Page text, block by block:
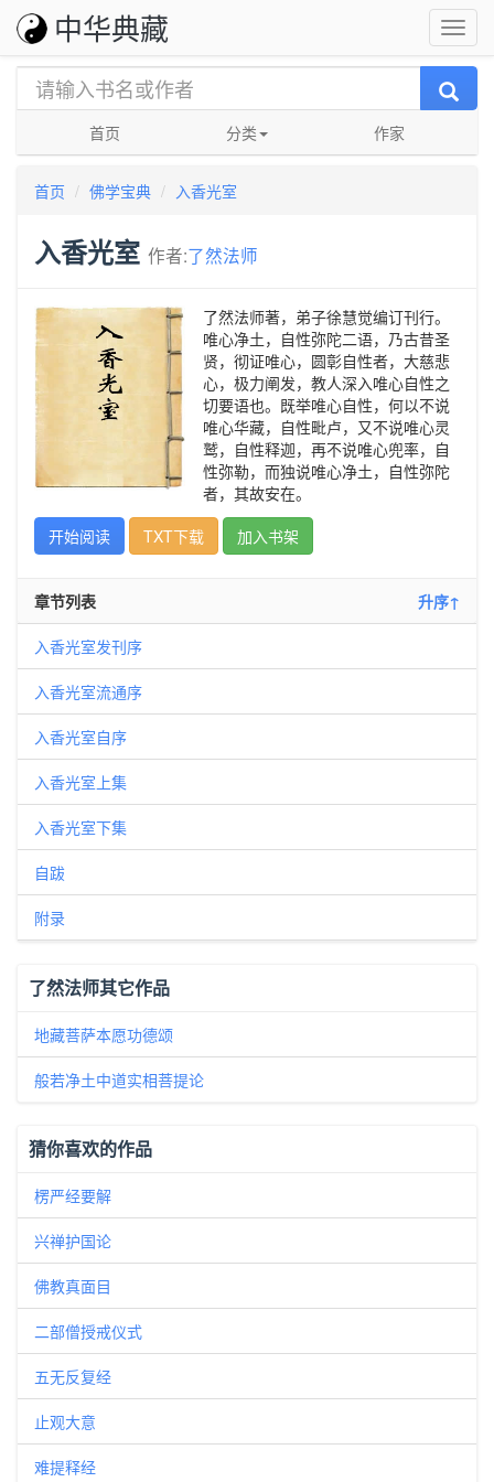
中华典藏
首页 分类 作家
首页 佛学宝典 入香光室
入香光室 作者:了然法师
了然法师著，弟子徐慧觉编订刊行。
唯心净土，自性弥陀二语，乃古昔圣
贤，彻证唯心，圆彰自性者，大慈悲
心，极力阐发，教人深入唯心自性之
切要语也。既举唯心自性，何以不说
唯心华藏，自性毗卢，又不说唯心灵
鹫，自性释迦，再不说唯心兜率，自
性弥勒，而独说唯心净土，自性弥陀
者，其故安在。
开始阅读
TXT下载 加入书架
章节列表 升序↑
入香光室发刊序
入香光室流通序
入香光室自序
入香光室上集
入香光室下集
自跋
附录
了然法师其它作品
地藏菩萨本愿功德颂
般若净土中道实相菩提论
猜你喜欢的作品
楞严经要解
兴禅护国论
佛教真面目
二部僧授戒仪式
五无反复经
止观大意
难提释经